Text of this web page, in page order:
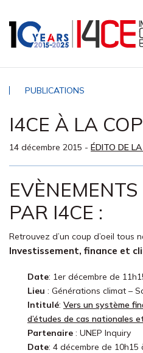
PUBLICATIONS
I4CE À LA
14 décembre 2015 - ÉDITO DE
PAR I4CE :
Retrouvez d’un coup d’oeil tous
Investissement, finance et
Date: 1er décembre de
Lieu : Générations climat –
Intitulé: Vers un système
d’études de cas nationales
Partenaire : UNEP Inquiry
Date: 4 décembre de 10h15